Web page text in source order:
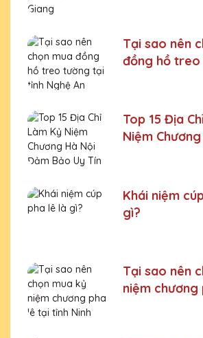
Tại sao nên
đồng hồ
Top 15 Địa
Niệm
Khái niệm
gì?
Tại sao nên
niệm